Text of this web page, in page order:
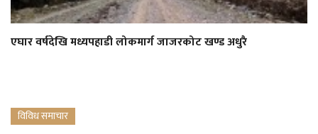
एघार वर्षदेखि मध्यपहाडी लोकमार्ग जाजरकोट खण्ड अधुरै
विविध समाचार